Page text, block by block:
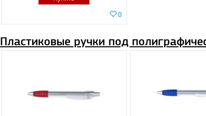
0
Пластиковые ручки под